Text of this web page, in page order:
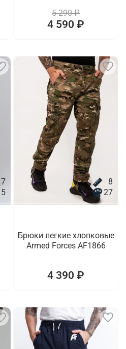
5 290 ₽
4 590 ₽
7
5
8
27
Брюки легкие хлопковые
Armed Forces AF1866
4 390 ₽